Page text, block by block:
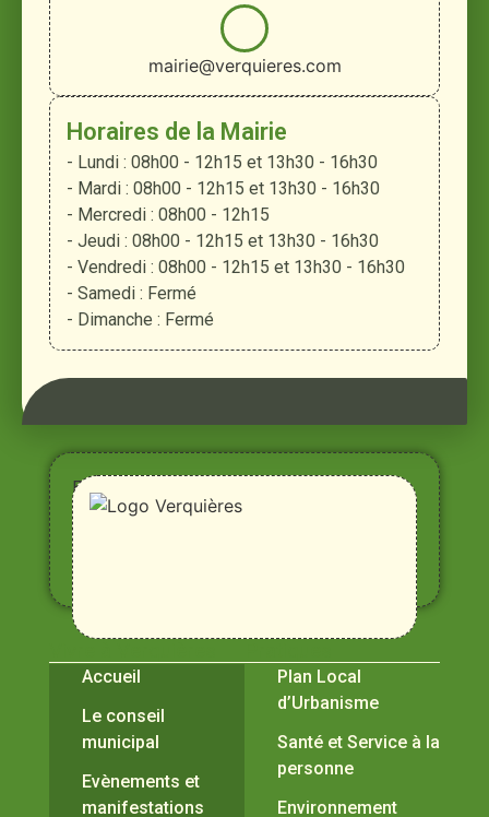
mairie@verquieres.com
Horaires de la Mairie
- Lundi : 08h00 - 12h15 et 13h30 - 16h30
- Mardi : 08h00 - 12h15 et 13h30 - 16h30
- Mercredi : 08h00 - 12h15
- Jeudi : 08h00 - 12h15 et 13h30 - 16h30
- Vendredi : 08h00 - 12h15 et 13h30 - 16h30
- Samedi : Fermé
- Dimanche : Fermé
Entre
Rhône,
Alpilles
et
Durance
Accueil
Le conseil
municipal
Evènements et
manifestations
Plan Local
d’Urbanisme
Santé et Service à la
personne
Environnement